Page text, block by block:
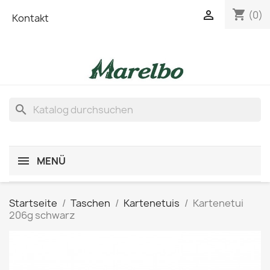
Kontakt shopping_cart (0)

search
MENÜ
Startseite Taschen Kartenetuis
Kartenetui
206g schwarz